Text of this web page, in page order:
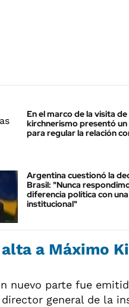
En el marco de la visita
kirchnerismo presentó
para regular la relación
Argentina cuestionó la
Brasil: "Nunca
diferencia política con
institucional"
a Máximo
nuevo parte fue
general de la